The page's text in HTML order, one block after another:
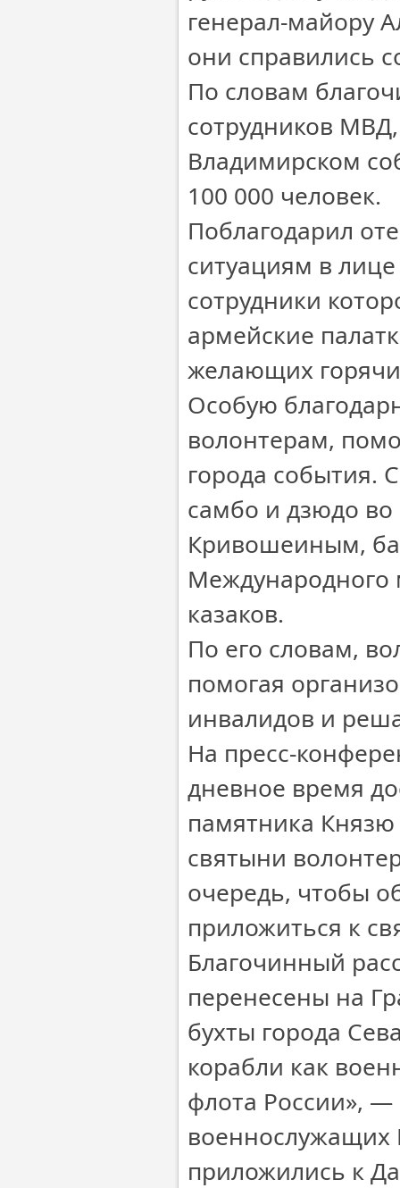
генерал-майору
они справились
По словам
сотрудников
Владимирском
100 000 человек.
Поблагодарил
ситуациям в
сотрудники
армейские
желающих
Особую
волонтерам,
города события.
самбо и дзюдо во
Кривошеиным,
Международного
казаков.
По его словам,
помогая
инвалидов и
На пресс-
дневное время
памятника
святыни
очередь, чтобы
приложиться к
Благочинный
перенесены на
бухты города
корабли как
флота России», ―
приложились к